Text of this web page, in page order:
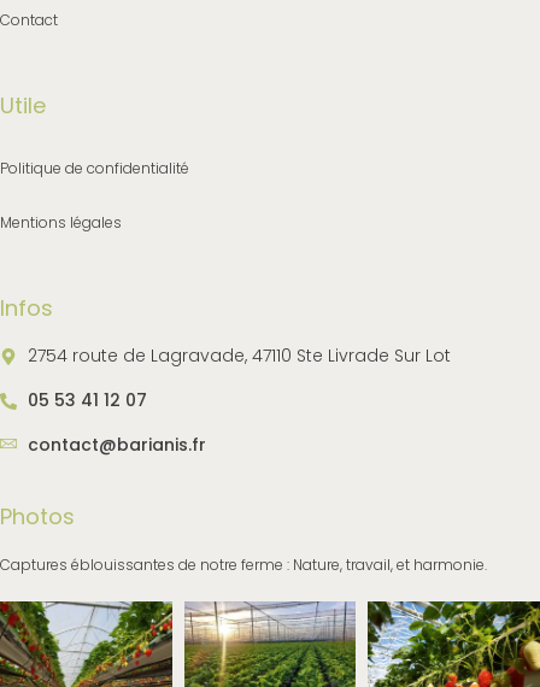
Contact
Utile
Politique de confidentialité
Mentions légales
Infos
2754 route de Lagravade, 47110 Ste Livrade Sur Lot
05 53 41 12 07
contact@barianis.fr
Photos
Captures éblouissantes de notre ferme : Nature, travail, et harmonie.